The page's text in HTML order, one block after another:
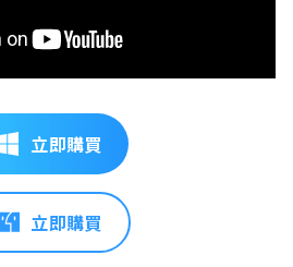
立即購買
立即購買